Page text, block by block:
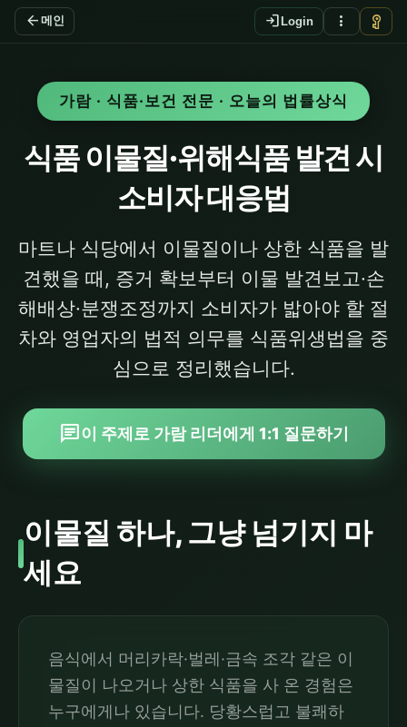
arrow_back 메인 login Login more_vert vpn_key
가람 · 식품·보건 전문 · 오늘의 법률상식
식품 이물질·위해식품 발견 시
소비자 대응법
마트나 식당에서 이물질이나 상한 식품을 발
견했을 때, 증거 확보부터 이물 발견보고·손
해배상·분쟁조정까지 소비자가 밟아야 할 절
차와 영업자의 법적 의무를 식품위생법을 중
심으로 정리했습니다.
chat이 주제로 가람 리더에게 1:1 질문하기
이물질 하나, 그냥 넘기지 마
세요
음식에서 머리카락·벌레·금속 조각 같은 이
물질이 나오거나 상한 식품을 사 온 경험은
누구에게나 있습니다. 당황스럽고 불쾌하